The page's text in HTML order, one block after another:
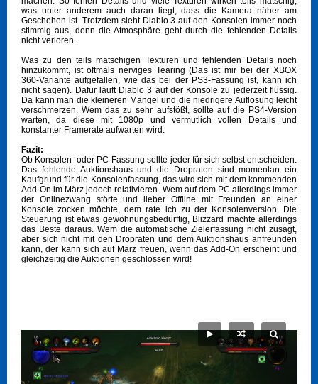
was unter anderem auch daran liegt, dass die Kamera näher am
Geschehen ist. Trotzdem sieht Diablo 3 auf den Konsolen immer noch
stimmig aus, denn die Atmosphäre geht durch die fehlenden Details
nicht verloren.
Was zu den teils matschigen Texturen und fehlenden Details noch
hinzukommt, ist oftmals nerviges Tearing (Das ist mir bei der XBOX
360-Variante aufgefallen, wie das bei der PS3-Fassung ist, kann ich
nicht sagen). Dafür läuft Diablo 3 auf der Konsole zu jederzeit flüssig.
Da kann man die kleineren Mängel und die niedrigere Auflösung leicht
verschmerzen. Wem das zu sehr aufstößt, sollte auf die PS4-Version
warten, da diese mit 1080p und vermutlich vollen Details und
konstanter Framerate aufwarten wird.
Fazit:
Ob Konsolen- oder PC-Fassung sollte jeder für sich selbst entscheiden.
Das fehlende Auktionshaus und die Dropraten sind momentan ein
Kaufgrund für die Konsolenfassung, das wird sich mit dem kommenden
Add-On im März jedoch relativieren. Wem auf dem PC allerdings immer
der Onlinezwang störte und lieber Offline mit Freunden an einer
Konsole zocken möchte, dem rate ich zu der Konsolenversion. Die
Steuerung ist etwas gewöhnungsbedürftig, Blizzard machte allerdings
das Beste daraus. Wem die automatische Zielerfassung nicht zusagt,
aber sich nicht mit den Dropraten und dem Auktionshaus anfreunden
kann, der kann sich auf März freuen, wenn das Add-On erscheint und
gleichzeitig die Auktionen geschlossen wird!